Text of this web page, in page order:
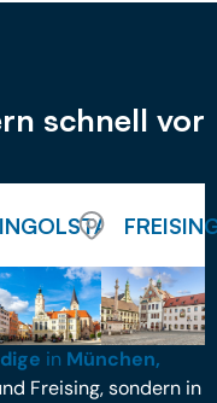
schnell vor
INGOLSTADT
in München,
Freising, sondern in